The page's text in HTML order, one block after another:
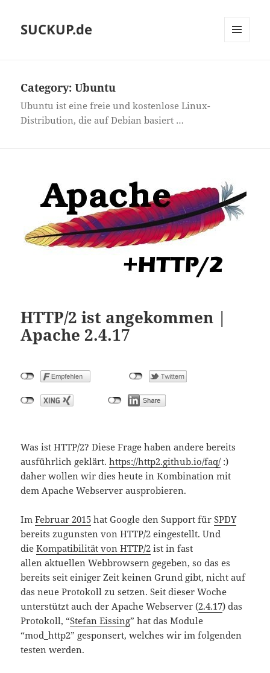
SUCKUP.de
Category:Ubuntu
Ubuntu ist eine freie und kostenlose Linux-
Distribution, die auf Debian basiert …
HTTP/2 ist angekommen |
Apache 2.4.17
Was ist HTTP/2? Diese Frage haben andere bereits
ausführlich geklärt.https://http2.github.io/faq/:)
daher wollen wir dies heute in Kombination mit
dem Apache Webserver ausprobieren.
ImFebruar 2015 hat Google den Support fürSPDY
bereits zugunsten von HTTP/2 eingestellt. Und
dieKompatibilität von HTTP/2 ist in fast
allen aktuellen Webbrowsern gegeben, so das es
bereits seit einiger Zeit keinen Grund gibt, nicht auf
das neue Protokoll zu setzen. Seit dieser Woche
unterstützt auch der Apache Webserver (2.4.17) das
Protokoll, “Stefan Eissing” hat das Module
“mod_http2” gesponsert, welches wir im folgenden
testen werden.